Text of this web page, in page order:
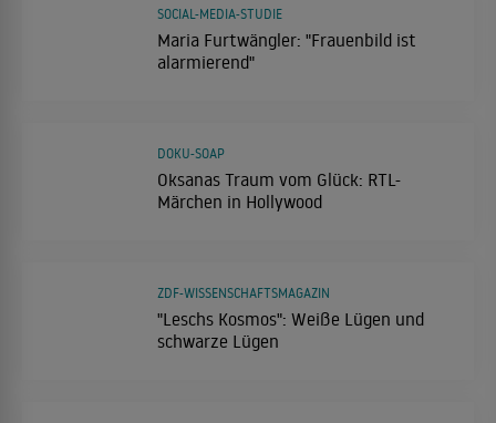
Maria Furtwängler: "Frauenbild ist
alarmierend"
SOCIAL-MEDIA-STUDIE
Oksanas Traum vom Glück: RTL-
Märchen in Hollywood
DOKU-SOAP
"Leschs Kosmos": Weiße Lügen und
schwarze Lügen
ZDF-WISSENSCHAFTSMAGAZIN